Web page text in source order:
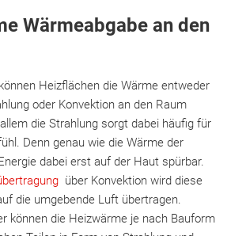
Wärmeabgabe an den
Heizflächen die Wärme entweder
oder Konvektion an den Raum
die Strahlung sorgt dabei häufig für
Denn genau wie die Wärme der
dabei erst auf der Haut spürbar.
über Konvektion wird diese
die umgebende Luft übertragen.
können die Heizwärme je nach Bauform